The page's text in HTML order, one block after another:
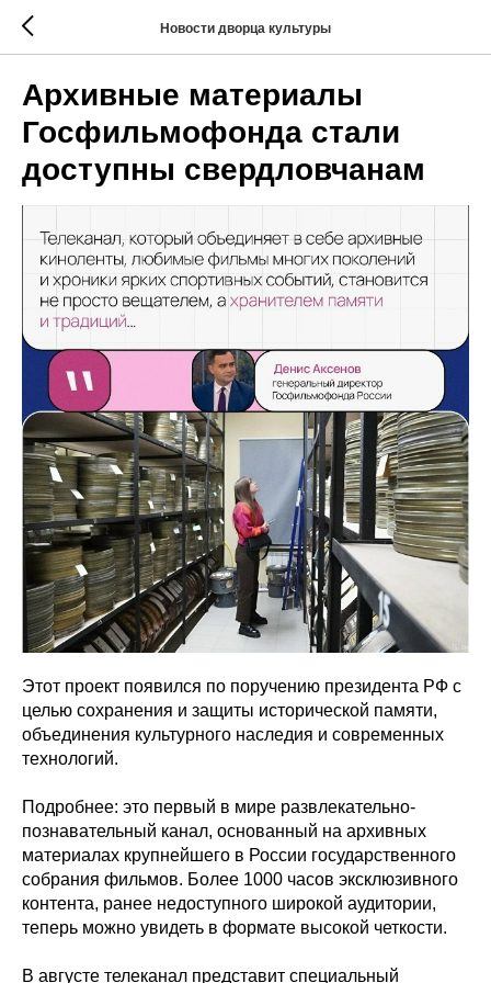
Новости дворца культуры
Архивные материалы
Госфильмофонда стали
доступны свердловчанам
Этот проект появился по поручению президента РФ с
целью сохранения и защиты исторической памяти,
объединения культурного наследия и современных
технологий.
Подробнее: это первый в мире развлекательно-
познавательный канал, основанный на архивных
материалах крупнейшего в России государственного
собрания фильмов. Более 1000 часов эксклюзивного
контента, ранее недоступного широкой аудитории,
теперь можно увидеть в формате высокой четкости.
В августе телеканал представит специальный